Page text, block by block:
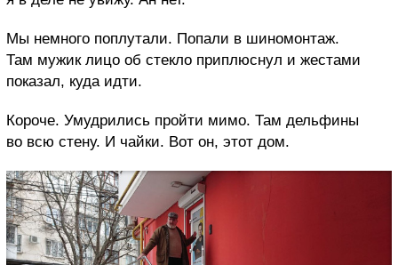
Мы немного поплутали. Попали в шиномонтаж.
Там мужик лицо об стекло приплюснул и жестами
показал, куда идти.
Короче. Умудрились пройти мимо. Там дельфины
во всю стену. И чайки. Вот он, этот дом.